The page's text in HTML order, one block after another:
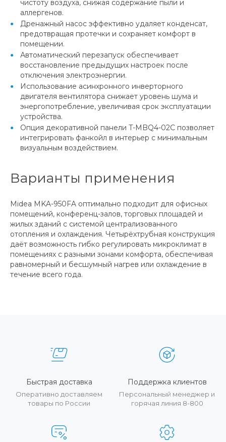
чистоту воздуха, снижая содержание пыли и
аллергенов.
Дренажный насос эффективно удаляет конденсат,
предотвращая протечки и сохраняет комфорт в
помещении.
Автоматический перезапуск обеспечивает
восстановление предыдущих настроек после
отключения электроэнергии.
Использование асинхронного инверторного
двигателя вентилятора снижает уровень шума и
энергопотребление, увеличивая срок эксплуатации
устройства.
Опция декоративной панели T-MBQ4-02C позволяет
интегрировать фанкойл в интерьер с минимальным
визуальным воздействием.
Варианты применения
Midea MKA-950FA оптимально подходит для офисных
помещений, конференц-залов, торговых площадей и
жилых зданий с системой централизованного
отопления и охлаждения. Четырёхтрубная конструкция
даёт возможность гибко регулировать микроклимат в
помещениях с разными зонами комфорта, обеспечивая
равномерный и бесшумный нагрев или охлаждение в
течение всего года.
Быстрая доставка
Оперативно доставляем
товары по России
Поддержка клиентов
Персональный менеджер и
горячая линия 8-800